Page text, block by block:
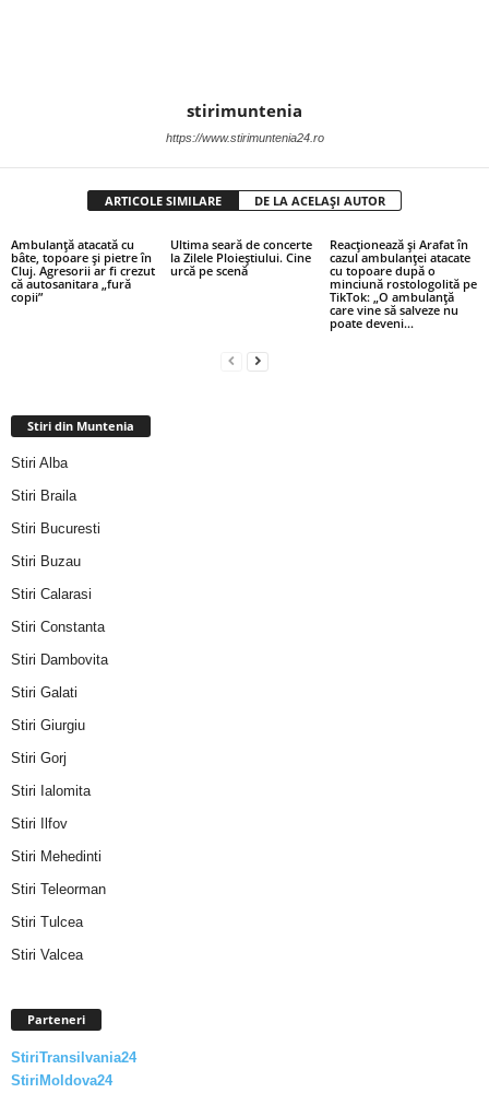
stirimuntenia
https://www.stirimuntenia24.ro
ARTICOLE SIMILARE DE LA ACELAȘI AUTOR
Ambulanță atacată cu
bâte, topoare și pietre în
Cluj. Agresorii ar fi crezut
că autosanitara „fură
copii”
Ultima seară de concerte
la Zilele Ploieștiului. Cine
urcă pe scenă
Reacționează și Arafat în
cazul ambulanței atacate
cu topoare după o
minciună rostologolită pe
TikTok: „O ambulanţă
care vine să salveze nu
poate deveni...
Stiri din Muntenia
Stiri Alba
Stiri Braila
Stiri Bucuresti
Stiri Buzau
Stiri Calarasi
Stiri Constanta
Stiri Dambovita
Stiri Galati
Stiri Giurgiu
Stiri Gorj
Stiri Ialomita
Stiri Ilfov
Stiri Mehedinti
Stiri Teleorman
Stiri Tulcea
Stiri Valcea
Parteneri
StiriTransilvania24
StiriMoldova24